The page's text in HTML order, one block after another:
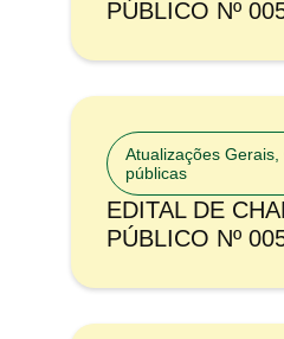
PÚBLICO Nº
Atualizações Gerais
públicas
EDITAL DE
PÚBLICO Nº